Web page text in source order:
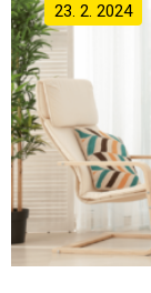
23. 2. 2024